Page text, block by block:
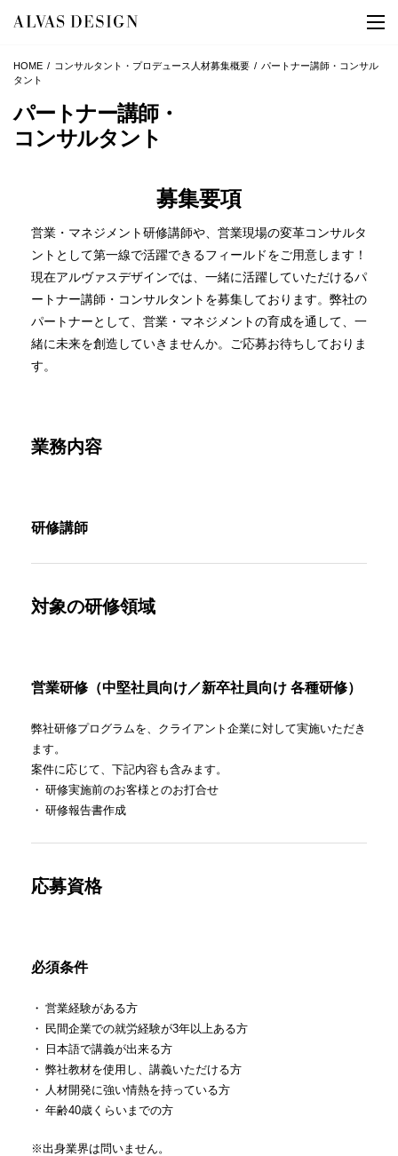
HOME コンサルタント・プロデュース人材募集概要 パートナー講師・ コンサル
タント
パートナー講師・
コンサルタント
募集要項
営業・マネジメント研修講師や、営業現場の変革コンサルタ
ントとして第一線で活躍できるフィールドをご用意します！
現在アルヴァスデザインでは、一緒に活躍していただけるパ
ートナー講師・コンサルタントを募集しております。弊社の
パートナーとして、営業・マネジメントの育成を通して、一
緒に未来を創造していきませんか。ご応募お待ちしておりま
す。
業務内容
研修講師
対象の研修領域
営業研修（中堅社員向け／新卒社員向け 各種研修）
弊社研修プログラムを、クライアント企業に対して実施いただき
ます。
案件に応じて、下記内容も含みます。
・ 研修実施前のお客様とのお打合せ
・ 研修報告書作成
応募資格
必須条件
・ 営業経験がある方
・
民間企業での就労経験が3年以上ある方
・
日本語で講義が出来る方
・ 弊社教材を使用し、講義いただける方
・
人材開発に強い情熱を持っている方
・ 年齢40歳くらいまでの方
※出身業界は問いません。